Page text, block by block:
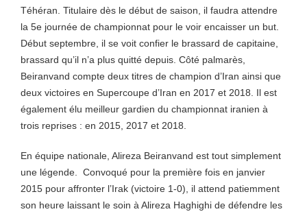
Téhéran. Titulaire dès le début de saison, il faudra attendre
la 5e journée de championnat pour le voir encaisser un but.
Début septembre, il se voit confier le brassard de capitaine,
brassard qu’il n’a plus quitté depuis. Côté palmarès,
Beiranvand compte deux titres de champion d’Iran ainsi que
deux victoires en Supercoupe d’Iran en 2017 et 2018. Il est
également élu meilleur gardien du championnat iranien à
trois reprises : en 2015, 2017 et 2018.
En équipe nationale, Alireza Beiranvand est tout simplement
une légende. Convoqué pour la première fois en janvier
2015 pour affronter l’Irak (victoire 1-0), il attend patiemment
son heure laissant le soin à Alireza Haghighi de défendre les